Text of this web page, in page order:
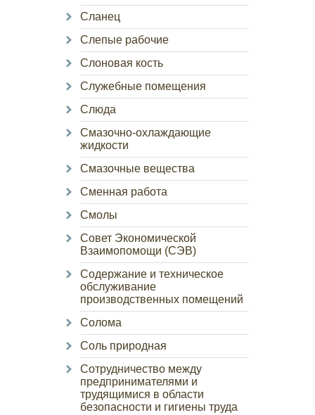
Сланец
Слепые рабочие
Слоновая кость
Служебные помещения
Слюда
Смазочно-охлаждающие
жидкости
Смазочные вещества
Сменная работа
Смолы
Совет Экономической
Взаимопомощи (СЭВ)
Содержание и техническое
обслуживание
производственных помещений
Солома
Соль природная
Сотрудничество между
предпринимателями и
трудящимися в области
безопасности и гигиены труда